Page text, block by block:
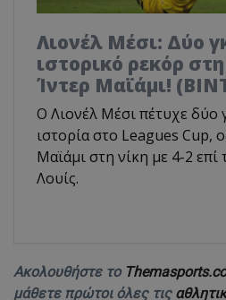
Λιονέλ Μέσι: Δύο
ιστορικό ρεκόρ
Ίντερ Μαϊάμι!
Ο Λιονέλ Μέσι πέτυχε δύο
ιστορία στο Leagues Cup,
Μαϊάμι στη νίκη με 4-2 επί
Λουίς.
Ακολουθήστε το
μάθετε πρώτοι όλες τις